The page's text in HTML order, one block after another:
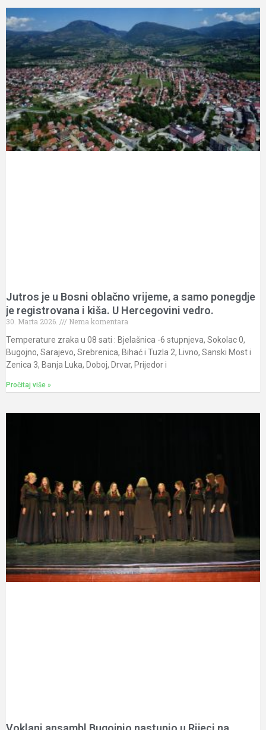
Jutros je u Bosni oblačno vrijeme, a samo ponegdje
je registrovana i kiša. U Hercegovini vedro.
30. Marta 2026.
Nema komentara
Temperature zraka u 08 sati : Bjelašnica -6 stupnjeva, Sokolac 0,
Bugojno, Sarajevo, Srebrenica, Bihać i Tuzla 2, Livno, Sanski Most i
Zenica 3, Banja Luka, Doboj, Drvar, Prijedor i
Pročitaj više »